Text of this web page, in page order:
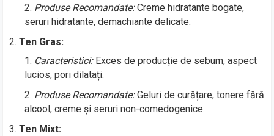
Produse Recomandate:Creme hidratante bogate,
seruri hidratante, demachiante delicate.
Ten Gras:
Caracteristici:Exces de producție de sebum, aspect
lucios, pori dilatați.
Produse Recomandate:Geluri de curățare, tonere fără
alcool, creme și seruri non-comedogenice.
Ten Mixt: